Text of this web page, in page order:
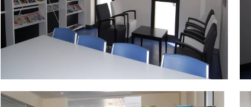
DSC_0485.jpg